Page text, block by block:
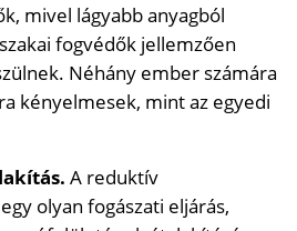
mivel lágyabb anyagból
fogvédők jellemzően
Néhány ember számára
kényelmesek, mint az egyedi
A reduktív
olyan fogászati ​​eljárás,